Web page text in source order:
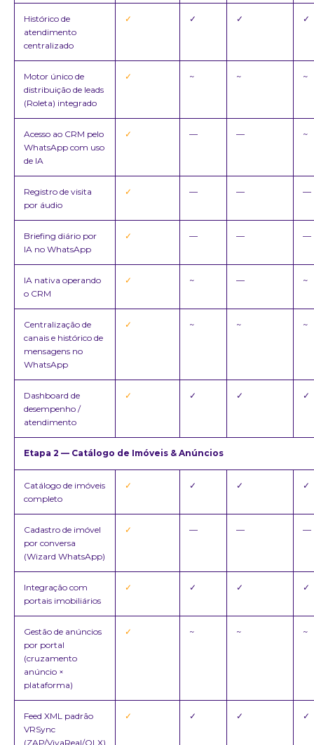
Histórico de
atendimento
centralizado
✓ ✓ ✓ ✓
Motor único de
distribuição de leads
(Roleta) integrado
✓ ~ ~ ~
Acesso ao CRM pelo
WhatsApp com uso
de IA
✓ — — ~
Registro de visita
por áudio
✓ — — —
Briefing diário por
IA no WhatsApp
✓ — — —
IA nativa operando
o CRM
✓ ~ — ~
Centralização de
canais e histórico de
mensagens no
WhatsApp
✓ ~ ~ ~
Dashboard de
desempenho /
atendimento
✓ ✓ ✓ ✓
Etapa 2 — Catálogo de Imóveis & Anúncios
Catálogo de imóveis
completo
✓ ✓ ✓ ✓
Cadastro de imóvel
por conversa
(Wizard WhatsApp)
✓ — — —
Integração com
portais imobiliários
✓ ✓ ✓ ✓
Gestão de anúncios
por portal
(cruzamento
anúncio ×
plataforma)
✓ ~ ~ ~
Feed XML padrão
VRSync
(ZAP/VivaReal/OLX)
✓ ✓ ✓ ✓